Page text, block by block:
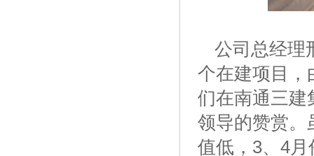
公司总经理
个在建项目，
们在南通三建
领导的赞赏。
值低，3、4